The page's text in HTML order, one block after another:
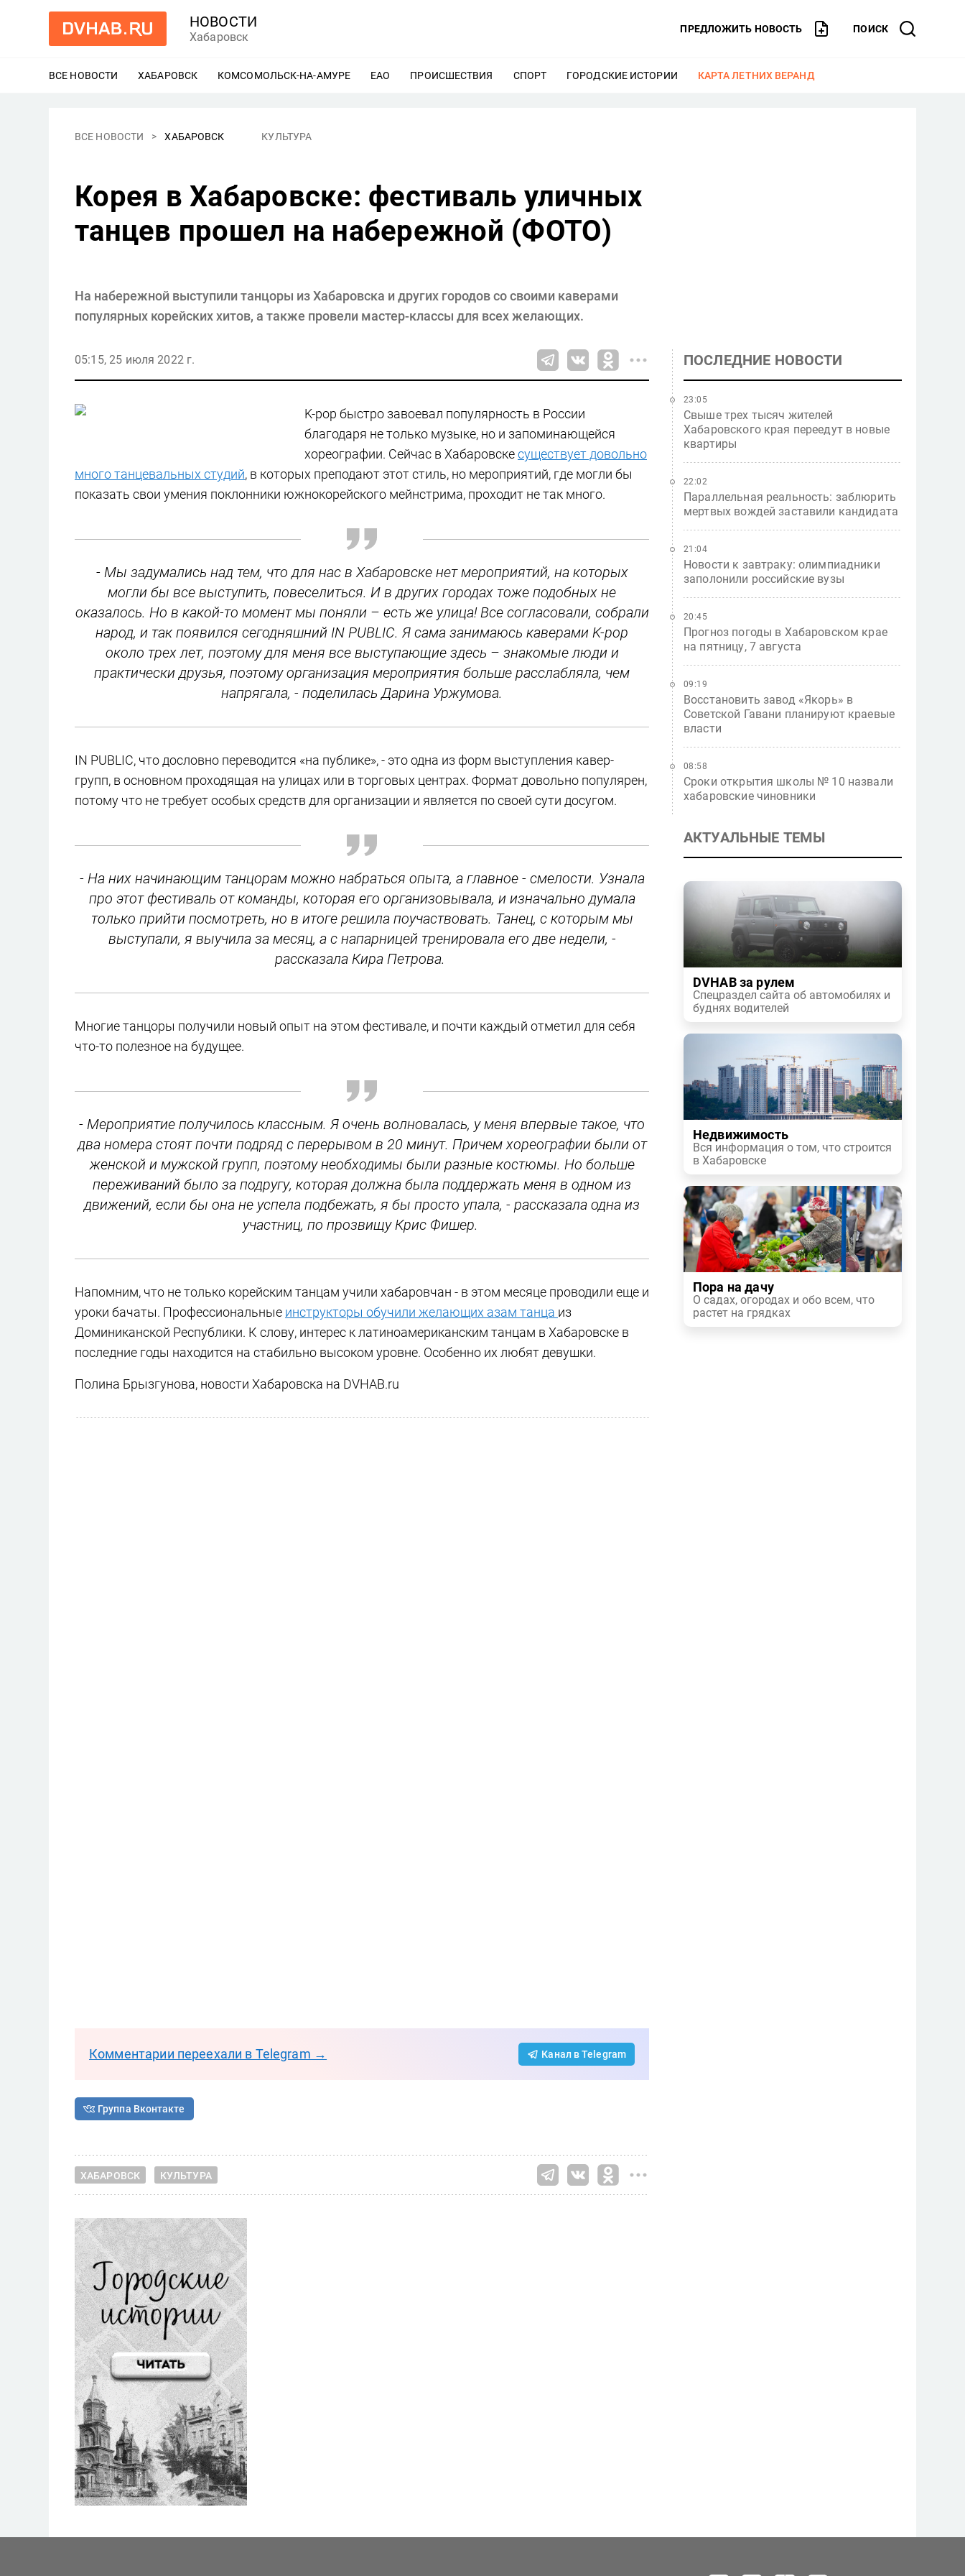
НОВОСТИ
Хабаровск
ПРЕДЛОЖИТЬ НОВОСТЬ ПОИСК
ВСЕ НОВОСТИ ХАБАРОВСК ЕЩЕ
КОМСОМОЛЬСК-НА-АМУРЕ ЕЩЕ
ЕАО ЕЩЕ
ПРОИСШЕСТВИЯ ЕЩЕ
СПОРТ ЕЩЕ
ГОРОДСКИЕ ИСТОРИИ ЕЩЕ
КАРТА ЛЕТНИХ ВЕРАНД
ВСЕ НОВОСТИ ХАБАРОВСК КУЛЬТУРА
Корея в Хабаровске: фестиваль уличных
танцев прошел на набережной (ФОТО)
На набережной выступили танцоры из Хабаровска и других городов со своими каверами
популярных корейских хитов, а также провели мастер-классы для всех желающих.
05:15, 25 июля 2022 г.
K-pop быстро завоевал популярность в России
благодаря не только музыке, но и запоминающейся
хореографии. Сейчас в Хабаровскесуществует довольно
много танцевальных студий, в которых преподают этот стиль, но мероприятий, где могли бы
показать свои умения поклонники южнокорейского мейнстрима, проходит не так много.
- Мы задумались над тем, что для нас в Хабаровске нет мероприятий, на которых
могли бы все выступить, повеселиться. И в других городах тоже подобных не
оказалось. Но в какой-то момент мы поняли – есть же улица! Все согласовали, собрали
народ, и так появился сегодняшний IN PUBLIC. Я сама занимаюсь каверами K-pop
около трех лет, поэтому для меня все выступающие здесь – знакомые люди и
практически друзья, поэтому организация мероприятия больше расслабляла, чем
напрягала, - поделилась Дарина Уржумова.
IN PUBLIC, что дословно переводится «на публике», - это одна из форм выступления кавер-
групп, в основном проходящая на улицах или в торговых центрах. Формат довольно популярен,
потому что не требует особых средств для организации и является по своей сути досугом.
- На них начинающим танцорам можно набраться опыта, а главное - смелости. Узнала
про этот фестиваль от команды, которая его организовывала, и изначально думала
только прийти посмотреть, но в итоге решила поучаствовать. Танец, с которым мы
выступали, я выучила за месяц, а с напарницей тренировала его две недели, -
рассказала Кира Петрова.
Многие танцоры получили новый опыт на этом фестивале, и почти каждый отметил для себя
что-то полезное на будущее.
- Мероприятие получилось классным. Я очень волновалась, у меня впервые такое, что
два номера стоят почти подряд с перерывом в 20 минут. Причем хореографии были от
женской и мужской групп, поэтому необходимы были разные костюмы. Но больше
переживаний было за подругу, которая должна была поддержать меня в одном из
движений, если бы она не успела подбежать, я бы просто упала, - рассказала одна из
участниц, по прозвищу Крис Фишер.
Напомним, что не только корейским танцам учили хабаровчан - в этом месяце проводили еще и
уроки бачаты. Профессиональные инструкторы обучили желающих азам танца из
Доминиканской Республики. К слову, интерес к латиноамериканским танцам в Хабаровске в
последние годы находится на стабильно высоком уровне. Особенно их любят девушки.
Полина Брызгунова, новости Хабаровска на DVHAB.ru
Комментарии переехали в Telegram → Канал в Telegram
Группа Вконтакте
ХАБАРОВСК КУЛЬТУРА
ПОСЛЕДНИЕ НОВОСТИ
Свыше трех тысяч жителей
Хабаровского края переедут в новые
квартиры
23:05
Параллельная реальность: заблюрить
мертвых вождей заставили кандидата
22:02
Новости к завтраку: олимпиадники
заполонили российские вузы
21:04
Прогноз погоды в Хабаровском крае
на пятницу, 7 августа
20:45
Восстановить завод «Якорь» в
Советской Гавани планируют краевые
власти
09:19
Сроки открытия школы № 10 назвали
хабаровские чиновники
08:58
АКТУАЛЬНЫЕ ТЕМЫ
DVHAB за рулем
Спецраздел сайта об автомобилях и
буднях водителей
Недвижимость
Вся информация о том, что строится
в Хабаровске
Пора на дачу
О садах, огородах и обо всем, что
растет на грядках